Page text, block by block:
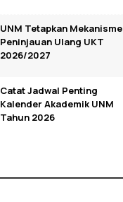
UNM Tetapkan Mekanisme
Peninjauan Ulang UKT
2026/2027
Catat Jadwal Penting
Kalender Akademik UNM
Tahun 2026